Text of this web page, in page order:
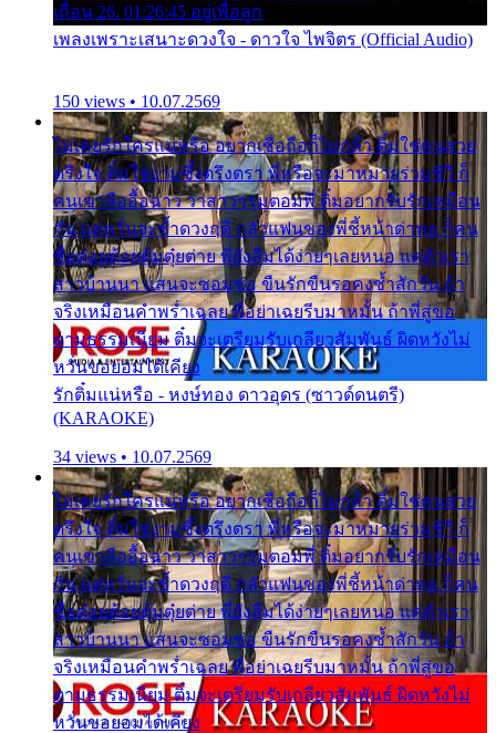
เถื่อน 26. 01:26:45 อยู่เพื่อลูก
เพลงเพราะเสนาะดวงใจ - ดาวใจ ไพจิตร (Official Audio)
150 views • 10.07.2569
ไม่เคยรักใครแน่หรือ อยากเชื่อถือก็ไม่กล้า ติ๋มใช่คนสวย
ตรึงใจ ติ๋มใช่งามซึ้งตรึงตรา พี่หรือจะมาหมายร่วมชีวี ก็
คนเขาลืออื้อฉาว ว่าสาวๆรุมตอมพี่ ติ๋มอยากรับรักเหมือน
กัน แต่หวั่นจะช้ำดวงฤดี กลัวแฟนของพี่ชี้หน้าด่าทอ ก็คน
ชื่อต๋อยต้อยตุ้มตุ๋ยต่าย พี่ยังลืมได้ง่ายๆเลยหนอ แค่ตัวเรา
สาวบ้านนา แสนจะซอมซ่อ ขืนรักขืนรอคงช้ำสักวัน ถ้า
จริงเหมือนคำพร่ำเฉลย พี่อย่าเฉยรีบมาหมั้น ถ้าพี่สู่ขอ
ตามธรรมเนียม ติ๋มจะเตรียมรับเกลียวสัมพันธ์ ผิดหวังไม่
หวั่นขอยอมได้เคียง
รักติ๋มแน่หรือ - หงษ์ทอง ดาวอุดร (ซาวด์ดนตรี)
(KARAOKE)
34 views • 10.07.2569
ไม่เคยรักใครแน่หรือ อยากเชื่อถือก็ไม่กล้า ติ๋มใช่คนสวย
ตรึงใจ ติ๋มใช่งามซึ้งตรึงตรา พี่หรือจะมาหมายร่วมชีวี ก็
คนเขาลืออื้อฉาว ว่าสาวๆรุมตอมพี่ ติ๋มอยากรับรักเหมือน
กัน แต่หวั่นจะช้ำดวงฤดี กลัวแฟนของพี่ชี้หน้าด่าทอ ก็คน
ชื่อต๋อยต้อยตุ้มตุ๋ยต่าย พี่ยังลืมได้ง่ายๆเลยหนอ แค่ตัวเรา
สาวบ้านนา แสนจะซอมซ่อ ขืนรักขืนรอคงช้ำสักวัน ถ้า
จริงเหมือนคำพร่ำเฉลย พี่อย่าเฉยรีบมาหมั้น ถ้าพี่สู่ขอ
ตามธรรมเนียม ติ๋มจะเตรียมรับเกลียวสัมพันธ์ ผิดหวังไม่
หวั่นขอยอมได้เคียง